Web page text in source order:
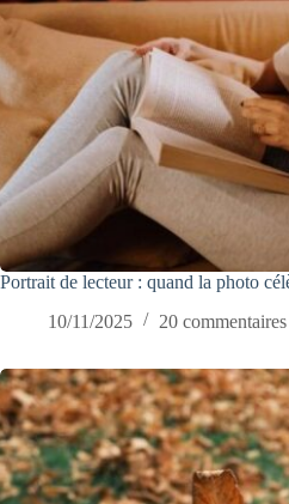
Portrait de lecteur : quand la photo
10/11/2025
20 commentaires